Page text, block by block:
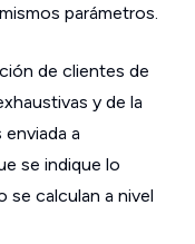
parámetros.
de clientes de
y de la
a
se indique lo
se calculan a nivel